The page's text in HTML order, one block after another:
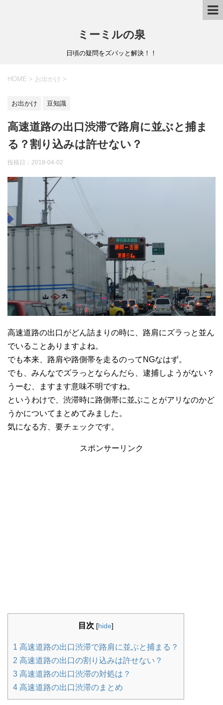
ミーミルの泉
日頃の疑問をズバッと解決！！
HOME > お出かけ >
お出かけ 豆知識
高速道路の出口渋滞で路肩に並ぶと捕ま
る？割り込みは許せない？
投稿日： 2018-04-02
高速道路の出口がどん詰まりの時に、路肩にズラっと並ん
でいることありますよね。
でも本来、路肩や路側帯を走るのってNGなはず。
でも、みんなでズラっとならんだら、逮捕しようがない？
うーむ、ますます意味不明ですね。
というわけで、渋滞時に路側帯に並ぶことがアリなのかど
うかについてまとめてみました。
気になる方、要チェックです。
スポンサーリンク
目次 [hide]
1 高速道路の出口渋滞で路肩に並ぶと捕まる？
2 高速道路の出口の割り込みは許せない？
3 高速道路の出口渋滞の対処は？
4 高速道路の出口渋滞のまとめ